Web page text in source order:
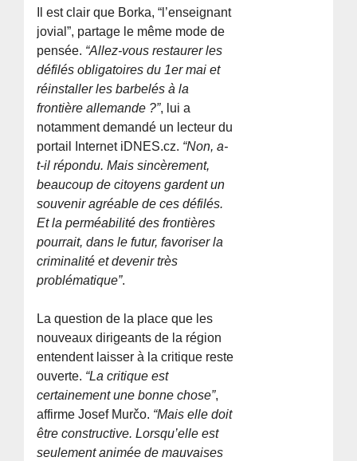
Il est clair que Borka, “l’enseignant
jovial”, partage le même mode de
pensée. “Allez-vous restaurer les
défilés obligatoires du 1er mai et
réinstaller les barbelés à la
frontière allemande ?”, lui a
notamment demandé un lecteur du
portail Internet iDNES.cz. “Non, a-
t-il répondu. Mais sincèrement,
beaucoup de citoyens gardent un
souvenir agréable de ces défilés.
Et la perméabilité des frontières
pourrait, dans le futur, favoriser la
criminalité et devenir très
problématique”.
La question de la place que les
nouveaux dirigeants de la région
entendent laisser à la critique reste
ouverte. “La critique est
certainement une bonne chose”,
affirme Josef Murčo. “Mais elle doit
être constructive. Lorsqu’elle est
seulement animée de mauvaises